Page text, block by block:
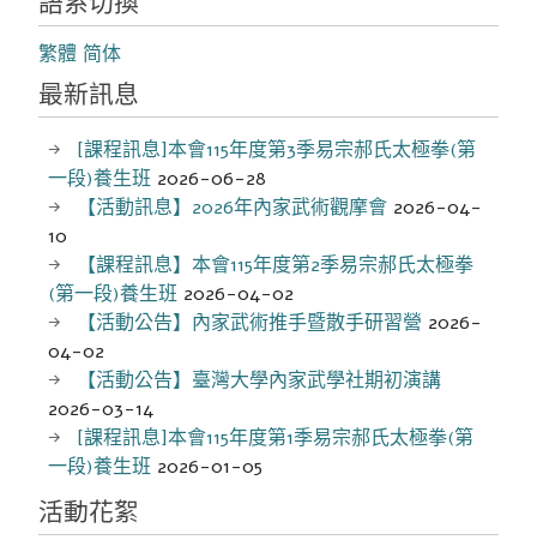
繁體 简体
最新訊息
[課程訊息]本會115年度第3季易宗郝氏太極拳(第
一段)養生班 2026-06-28
【活動訊息】2026年內家武術觀摩會 2026-04-
10
【課程訊息】本會115年度第2季易宗郝氏太極拳
(第一段)養生班 2026-04-02
【活動公告】內家武術推手暨散手研習營 2026-
04-02
【活動公告】臺灣大學內家武學社期初演講
2026-03-14
[課程訊息]本會115年度第1季易宗郝氏太極拳(第
一段)養生班 2026-01-05
活動花絮